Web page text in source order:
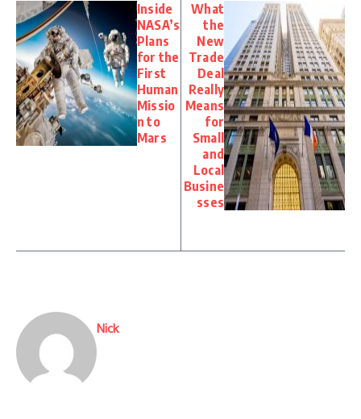
Inside
NASA’s
Plans
for the
First
Human
Missio
n to
Mars
What
the
New
Trade
Deal
Really
Means
for
Small
and
Local
Busine
sses
Nick